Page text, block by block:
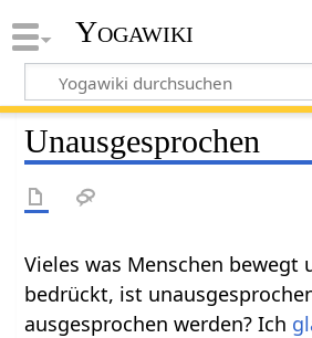
Yogawiki
Unausgesprochen
Vieles was Menschen bewegt
bedrückt, ist
ausgesprochen werden? Ich